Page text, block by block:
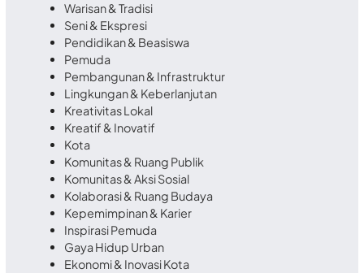
Warisan & Tradisi
Seni & Ekspresi
Pendidikan & Beasiswa
Pemuda
Pembangunan & Infrastruktur
Lingkungan & Keberlanjutan
Kreativitas Lokal
Kreatif & Inovatif
Kota
Komunitas & Ruang Publik
Komunitas & Aksi Sosial
Kolaborasi & Ruang Budaya
Kepemimpinan & Karier
Inspirasi Pemuda
Gaya Hidup Urban
Ekonomi & Inovasi Kota